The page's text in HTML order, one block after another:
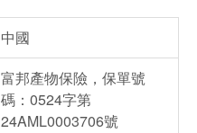
中國
富邦產物保險，保單號
碼：0524字第
24AML0003706號